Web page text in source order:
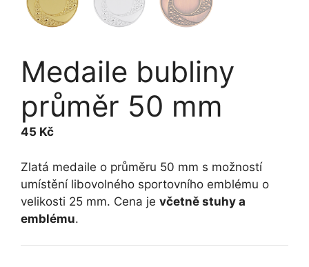
Medaile bubliny
průměr 50 mm
45 Kč
Zlatá medaile o průměru 50 mm s možností
umístění libovolného sportovního emblému o
velikosti 25 mm. Cena je včetně stuhy a
emblému.